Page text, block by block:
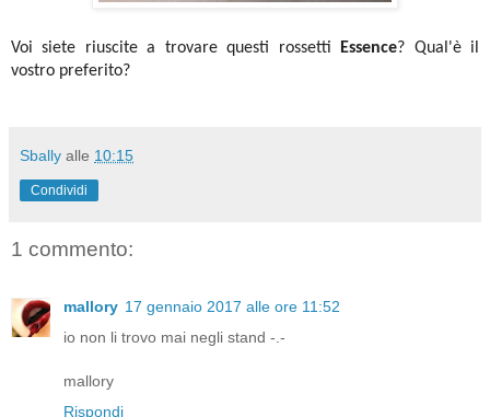
Voi siete riuscite a trovare questi rossetti Essence? Qual'è il
vostro preferito?
Sbally alle 10:15
Condividi
1 commento:
mallory 17 gennaio 2017 alle ore 11:52
io non li trovo mai negli stand -.-
mallory
Rispondi